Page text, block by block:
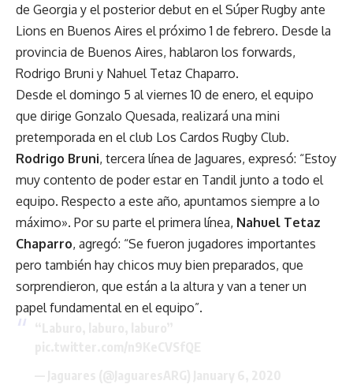
de Georgia y el posterior debut en el Súper Rugby ante
Lions en Buenos Aires el próximo 1 de febrero. Desde la
provincia de Buenos Aires, hablaron los forwards,
Rodrigo Bruni y Nahuel Tetaz Chaparro.
Desde el domingo 5 al viernes 10 de enero, el equipo
que dirige Gonzalo Quesada, realizará una mini
pretemporada en el club Los Cardos Rugby Club.
Rodrigo Bruni, tercera línea de Jaguares, expresó: “Estoy
muy contento de poder estar en Tandil junto a todo el
equipo. Respecto a este año, apuntamos siempre a lo
máximo». Por su parte el primera línea, Nahuel Tetaz
Chaparro, agregó: “Se fueron jugadores importantes
pero también hay chicos muy bien preparados, que
sorprendieron, que están a la altura y van a tener un
papel fundamental en el equipo”.